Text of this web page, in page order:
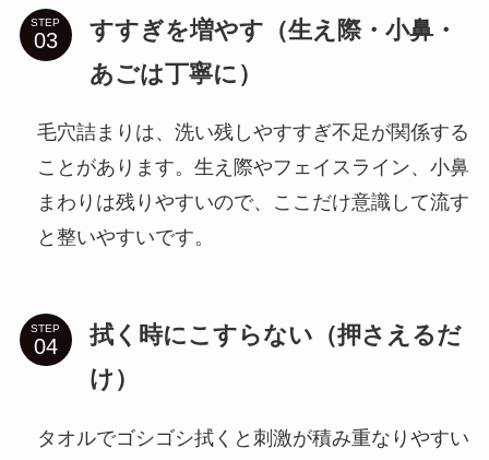
STEP
すすぎを増やす（生え際・小鼻・
あごは丁寧に）
毛穴詰まりは、洗い残しやすすぎ不足が関係する
ことがあります。生え際やフェイスライン、小鼻
まわりは残りやすいので、ここだけ意識して流す
と整いやすいです。
STEP
拭く時にこすらない（押さえるだ
け）
タオルでゴシゴシ拭くと刺激が積み重なりやすい